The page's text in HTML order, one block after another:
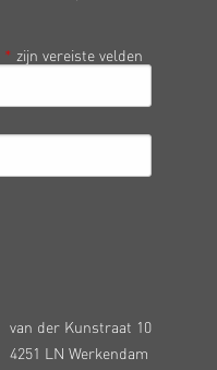
* zijn vereiste velden
van der Kunstraat 10
4251 LN Werkendam